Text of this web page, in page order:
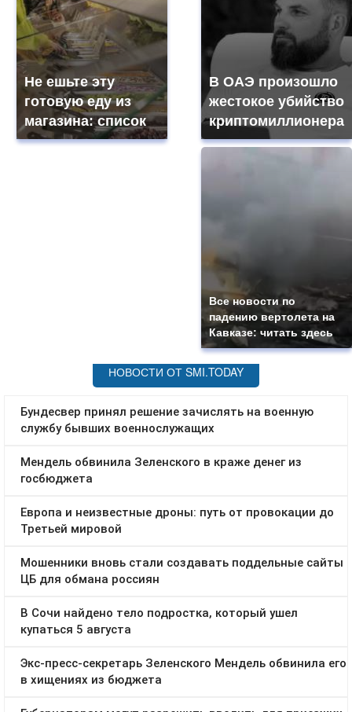
Не ешьте эту
готовую еду из
магазина: список
В ОАЭ произошло
жестокое убийство
криптомиллионера
Все новости по
падению вертолета на
Кавказе: читать здесь